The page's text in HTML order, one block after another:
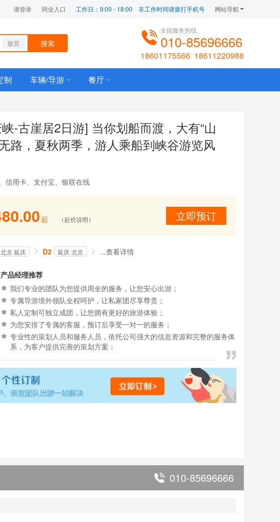
请登录 同业入口 工作日：9:00 - 18:00    非工作时间请拨打手机号 网站导航
故宫 搜索
全国服务热线
010-85696666
18601175566 18611220988
制 车辆/导游 餐厅
-古崖居2日游] 当你划船而渡，大有“山
路，夏秋两季，游人乘船到峡谷游览风
信用卡、支付宝、银联在线
起 （起价说明） 立即预订
北京 延庆 D2 延庆 北京 ...查看详情
产品经理推荐
我们专业的团队为您提供周全的服务，让您安心出游；
专属导游境外领队全程呵护，让私家团尽享尊贵；
私人定制可独立成团，让您拥有更好的旅游体验；
为您安排了专属的客服，预订后享受一对一的服务；
专业性的策划人员和服务人员，依托公司强大的信息资源和完整的服务体
系，为客户提供完善的策划方案；
010-85696666